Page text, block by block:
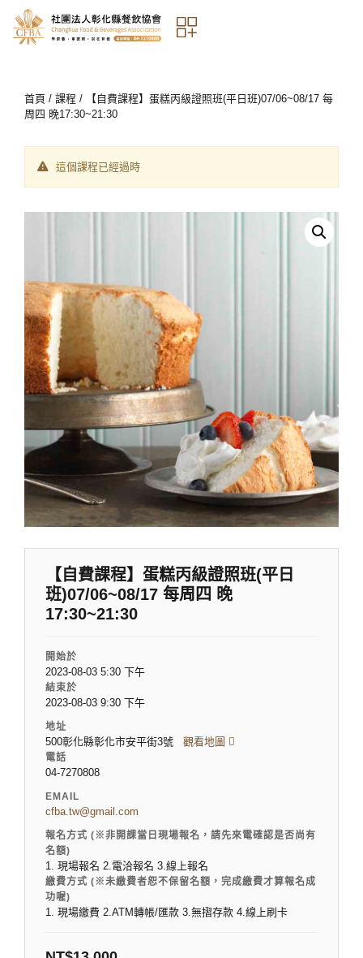
首頁 / 課程 / 【自費課程】蛋糕丙級證照班(平日班)07/06~08/17 每
周四 晚17:30~21:30
這個課程已經過時
【自費課程】蛋糕丙級證照班(平日
班)07/06~08/17 每周四 晚
17:30~21:30
開始於
2023-08-03 5:30 下午
結束於
2023-08-03 9:30 下午
地址
500彰化縣彰化市安平街3號 觀看地圖
電話
04-7270808
EMAIL
cfba.tw@gmail.com
報名方式 (※非開課當日現場報名，請先來電確認是否尚有
名額)
1. 現場報名 2.電洽報名 3.線上報名
繳費方式 (※未繳費者恕不保留名額，完成繳費才算報名成
功喔)
1. 現場繳費 2.ATM轉帳/匯款 3.無摺存款 4.線上刷卡